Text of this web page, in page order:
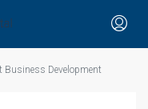
Business Development